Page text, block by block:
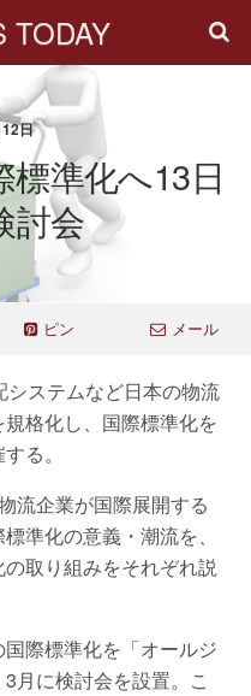
TODAY
日
準化へ13日
討会
ピン メール
ステムなど日本の物流
格化し、国際標準化を
る。
流企業が国際展開する
準化の意義・潮流を、
取り組みをそれぞれ説
際標準化を「オールジ
月に検討会を設置。こ